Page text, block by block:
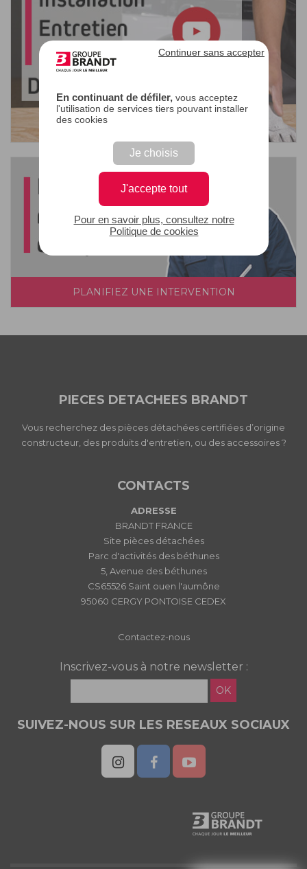
En continuant de défiler,vous acceptez
l'utilisation de services tiers pouvant installer
des cookies
Je choisis
J'accepte tout
Continuer sans accepter
Pour en savoir plus, consultez notre
Politique de cookies
PLANIFIEZ UNE INTERVENTION
PIECES DETACHEES BRANDT
Vous recherchez des pièces détachées certifiées d’origine
constructeur, des produits d'entretien, ou des accessoires ?
CONTACTS
ADRESSE
BRANDT FRANCE
Site pièces détachées
Parc d'activités des béthunes
5, Avenue des béthunes
CS65526 Saint ouen l'aumône
95060 CERGY PONTOISE CEDEX
Contactez-nous
Inscrivez-vous à notre newsletter :
OK
SUIVEZ-NOUS SUR LES RESEAUX SOCIAUX